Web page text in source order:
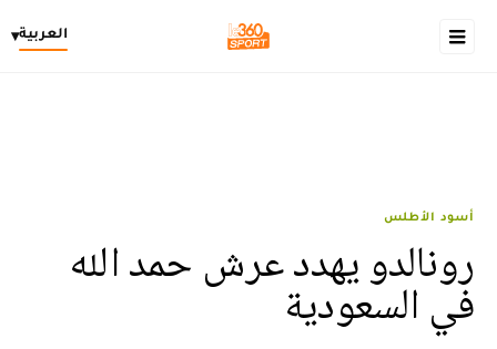
العربية▾
أسود الأطلس
رونالدو يهدد عرش حمد الله
في السعودية